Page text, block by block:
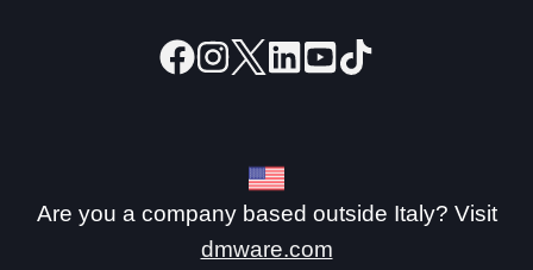
Are you a company based outside Italy? Visit
dmware.com